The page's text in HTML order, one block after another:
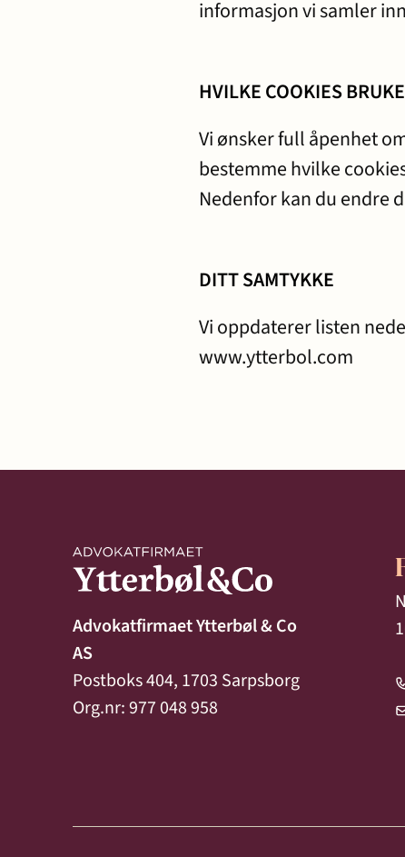
informasjon vi samler
HVILKE COOKIES
Vi ønsker full åpenhet
bestemme hvilke
Nedenfor kan du endre
DITT SAMTYKKE
Vi oppdaterer listen
www.ytterbol.com
Advokatfirmaet Ytterbøl & Co
AS
Postboks 404, 1703 Sarpsborg
Org.nr: 977 048 958